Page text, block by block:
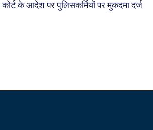
के आदेश पर पुलिसकर्मियों पर मुकदमा दर्ज